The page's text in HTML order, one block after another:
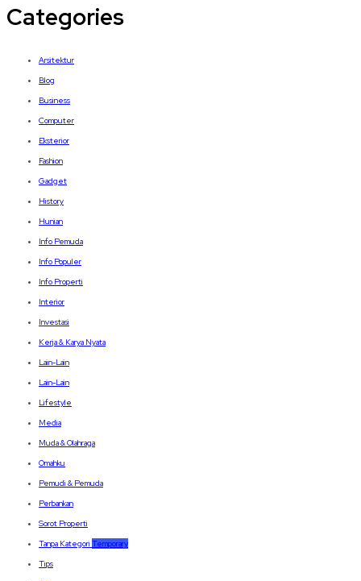
Categories
Arsitektur
Blog
Business
Computer
Eksterior
Fashion
Gadget
History
Hunian
Info Pemuda
Info Populer
Info Properti
Interior
Investasi
Kerja & Karya Nyata
Lain-Lain
Lain-Lain
Lifestyle
Media
Muda & Olahraga
Omahku
Pemudi & Pemuda
Perbankan
Sorot Properti
Tanpa Kategori Temporary
Tips